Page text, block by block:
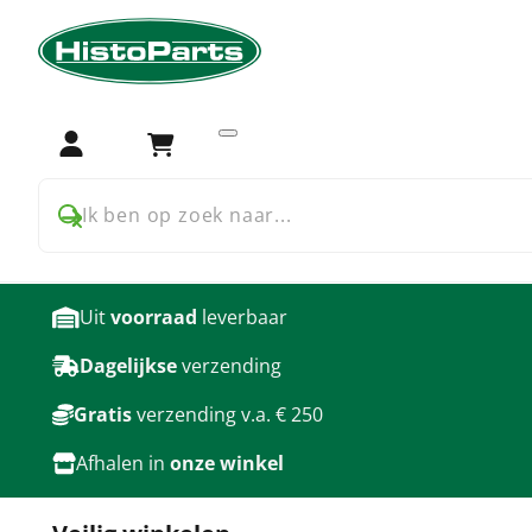
Login Winkelwagen
Ik ben op zoek naar...
Home Trekker onderdelen
Uitvoorraad leverbaar
Dagelijkseverzending
Gratisverzending v.a. € 250
Afhalen in onze winkel